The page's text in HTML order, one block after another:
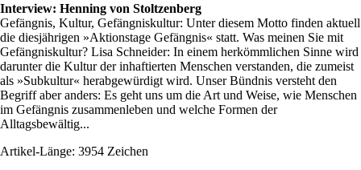
Interview: Henning von Stoltzenberg
Gefängnis, Kultur, Gefängniskultur: Unter diesem Motto finden aktuell
die diesjährigen »Aktionstage Gefängnis« statt. Was meinen Sie mit
Gefängniskultur? Lisa Schneider: In einem herkömmlichen Sinne wird
darunter die Kultur der inhaftierten Menschen verstanden, die zumeist
als »Subkultur« herabgewürdigt wird. Unser Bündnis versteht den
Begriff aber anders: Es geht uns um die Art und Weise, wie Menschen
im Gefängnis zusammenleben und welche Formen der
Alltagsbewältig...
Artikel-Länge: 3954 Zeichen